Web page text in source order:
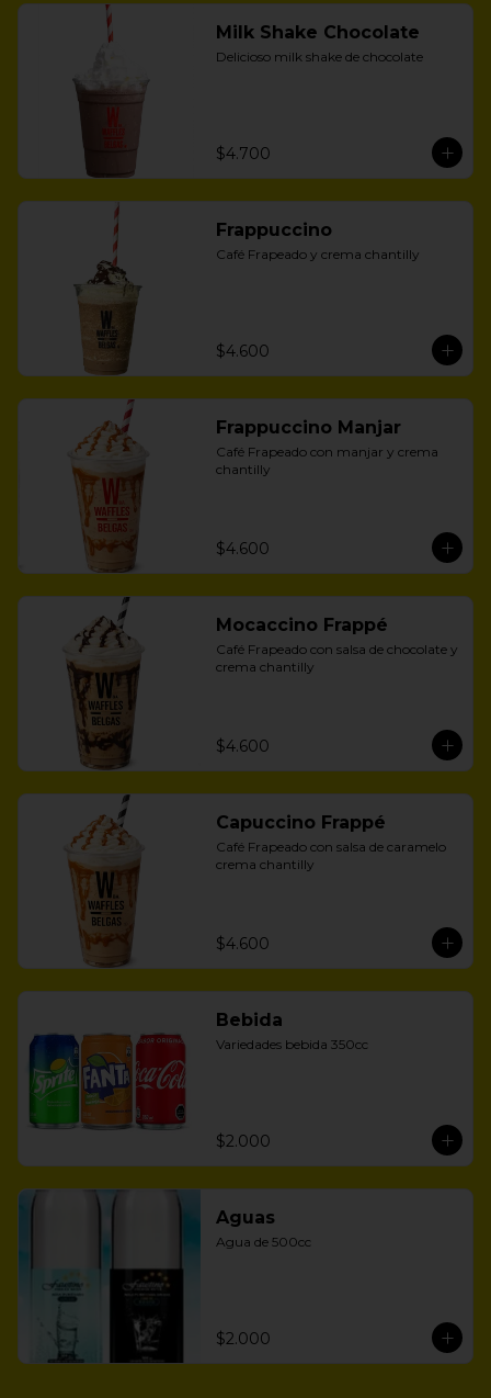
Milk Shake Chocolate
Delicioso milk shake de chocolate
$4.700
Frappuccino
Café Frapeado y crema chantilly
$4.600
Frappuccino Manjar
Café Frapeado con manjar y crema
chantilly
$4.600
Mocaccino Frappé
Café Frapeado con salsa de chocolate y
crema chantilly
$4.600
Capuccino Frappé
Café Frapeado con salsa de caramelo
crema chantilly
$4.600
Bebida
Variedades bebida 350cc
$2.000
Aguas
Agua de 500cc
$2.000